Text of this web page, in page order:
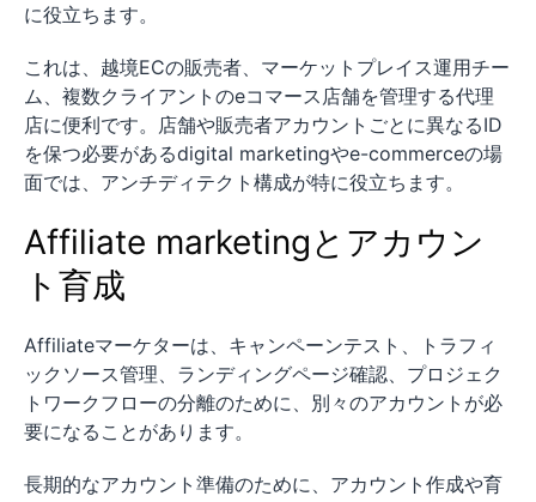
に役立ちます。
これは、越境ECの販売者、マーケットプレイス運用チー
ム、複数クライアントのeコマース店舗を管理する代理
店に便利です。店舗や販売者アカウントごとに異なるID
を保つ必要があるdigital marketingやe-commerceの場
面では、アンチディテクト構成が特に役立ちます。
Affiliate marketingとアカウン
ト育成
Affiliateマーケターは、キャンペーンテスト、トラフィ
ックソース管理、ランディングページ確認、プロジェク
トワークフローの分離のために、別々のアカウントが必
要になることがあります。
長期的なアカウント準備のために、アカウント作成や育